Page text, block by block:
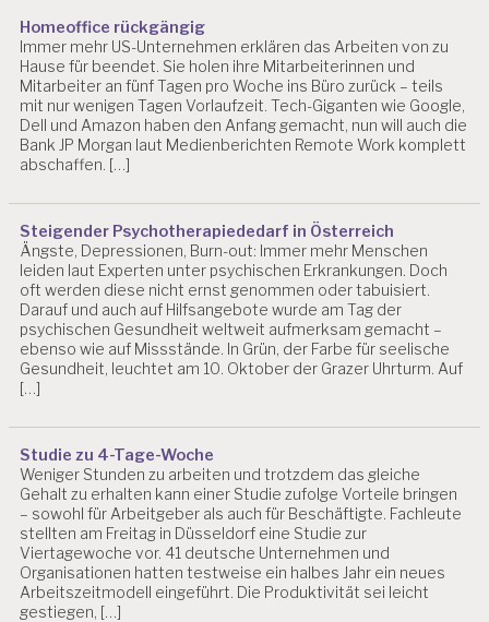
Homeoffice rückgängig
Immer mehr US-Unternehmen erklären das Arbeiten von zu
Hause für beendet. Sie holen ihre Mitarbeiterinnen und
Mitarbeiter an fünf Tagen pro Woche ins Büro zurück – teils
mit nur wenigen Tagen Vorlaufzeit. Tech-Giganten wie Google,
Dell und Amazon haben den Anfang gemacht, nun will auch die
Bank JP Morgan laut Medienberichten Remote Work komplett
abschaffen. […]
Steigender Psychotherapiededarf in Österreich
Ängste, Depressionen, Burn-out: Immer mehr Menschen
leiden laut Experten unter psychischen Erkrankungen. Doch
oft werden diese nicht ernst genommen oder tabuisiert.
Darauf und auch auf Hilfsangebote wurde am Tag der
psychischen Gesundheit weltweit aufmerksam gemacht –
ebenso wie auf Missstände. In Grün, der Farbe für seelische
Gesundheit, leuchtet am 10. Oktober der Grazer Uhrturm. Auf
[…]
Studie zu 4-Tage-Woche
Weniger Stunden zu arbeiten und trotzdem das gleiche
Gehalt zu erhalten kann einer Studie zufolge Vorteile bringen
– sowohl für Arbeitgeber als auch für Beschäftigte. Fachleute
stellten am Freitag in Düsseldorf eine Studie zur
Viertagewoche vor. 41 deutsche Unternehmen und
Organisationen hatten testweise ein halbes Jahr ein neues
Arbeitszeitmodell eingeführt. Die Produktivität sei leicht
gestiegen, […]